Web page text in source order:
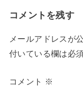
コメントを残す
メールアドレスが
付いている欄は必
コメント ※